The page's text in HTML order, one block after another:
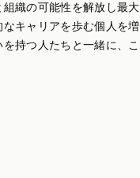
織の可能性を解放し最
キャリアを歩む個人を
持つ人たちと一緒に、